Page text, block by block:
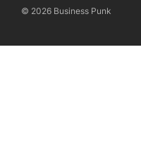
© 2026 Business Punk